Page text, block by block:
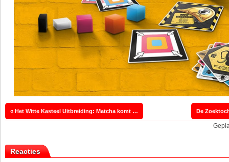
« Het Witte Kasteel Uitbreiding: Matcha komt in het Nederlands
Reacties